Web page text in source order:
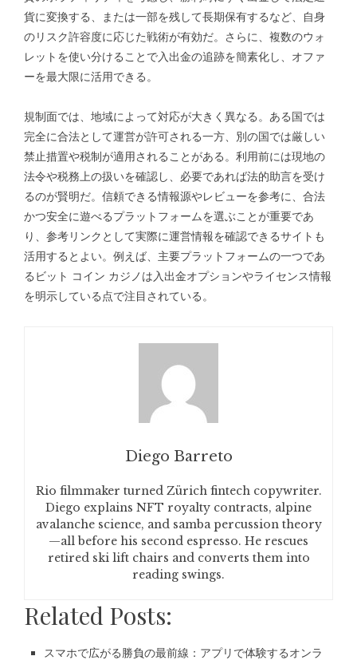
貨に変換する、または一部を残して長期保有するなど、自身
のリスク許容度に応じた戦術が有効だ。さらに、複数のウォ
レットを使い分けることで入出金の追跡を簡素化し、オファ
ーを最大限に活用できる。
規制面では、地域によって対応が大きく異なる。ある国では
完全に合法として運営が許可される一方、別の国では厳しい
禁止措置や税制が適用されることがある。利用前には現地の
法令や税務上の扱いを確認し、必要であれば法的助言を受け
るのが賢明だ。信頼できる情報源やレビューを参考に、合法
かつ安全に遊べるプラットフォームを選ぶことが重要であ
り、参考リンクとして実際に運営情報を確認できるサイトも
活用するとよい。例えば、主要プラットフォームの一つであ
る ビット コイン カジノ は入出金オプションやライセンス情報
を明示している点で注目されている。
Diego Barreto
Rio filmmaker turned Zürich fintech copywriter.
Diego explains NFT royalty contracts, alpine
avalanche science, and samba percussion theory
—all before his second espresso. He rescues
retired ski lift chairs and converts them into
reading swings.
Related Posts:
スマホで広がる勝負の最前線：アプリで体験するオンラ